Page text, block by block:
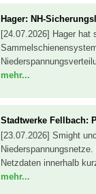
Hager: NH-
[24.07.2026] Hager hat
mehr...
Stadtwerke Fellbach:
[23.07.2026] Smight
Netzdaten innerhalb
mehr...